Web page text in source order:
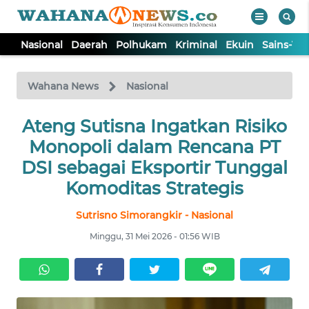
Nasional Daerah Polhukam Kriminal Ekuin Sains-
Wahana News Nasional
Ateng Sutisna Ingatkan Risiko
Monopoli dalam Rencana PT
DSI sebagai Eksportir Tunggal
Komoditas Strategis
Sutrisno Simorangkir - Nasional
Minggu, 31 Mei 2026 - 01:56 WIB
TV
Tutup
NASIONAL
DAERAH
EKUIN